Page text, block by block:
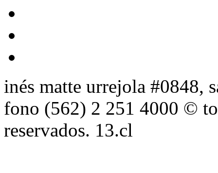
inés matte urrejola #0848,
fono (562) 2 251 4000 ©
reservados. 13.cl